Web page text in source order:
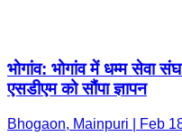
भोगांव: भोगांव में धम्म सेवा
एसडीएम को सौंपा ज्ञापन
Bhogaon, Mainpuri | Feb